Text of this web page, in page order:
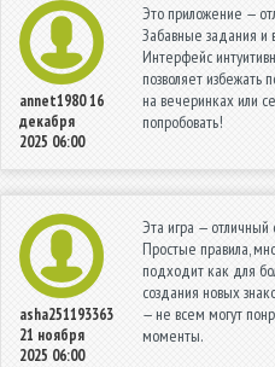
annet198016
декабря
2025 06:00
Это приложение —
Забавные задания
Интерфейс
позволяет избежать
на вечеринках или
попробовать!
asha251193363
21 ноября
2025 06:00
Эта игра — отличный
Простые правила,
подходит как для
создания новых
— не всем могут
моменты.